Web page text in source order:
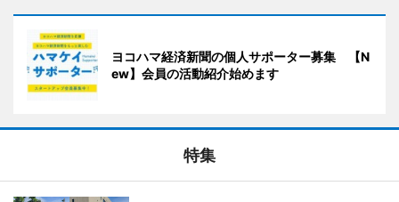
ヨコハマ経済新聞の個人サポーター募集 【N
ew】会員の活動紹介始めます
特集